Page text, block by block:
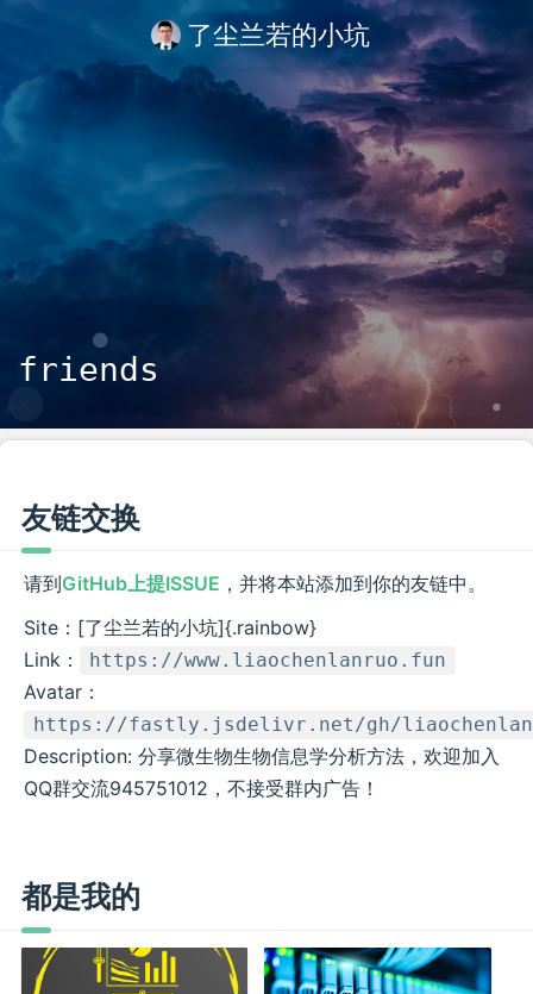
了尘兰若的小坑
friends
友链交换
请到GitHub上提ISSUE ，并将本站添加到你的友链中。
Site：[了尘兰若的小坑]{.rainbow}
Link：
https://www.liaochenlanruo.fun
Avatar：
https://fastly.jsdelivr.net/gh/
Description: 分享微生物生物信息学分析方法，欢迎加入
QQ群交流945751012，不接受群内广告！
都是我的